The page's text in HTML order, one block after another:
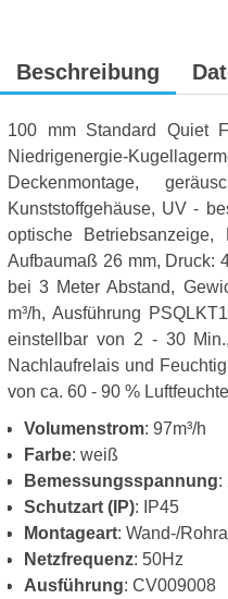
Beschreibung
100 mm Standard Quiet
Niedrigenergie-
Deckenmontage,
Kunststoffgehäuse, UV -
optische
Aufbaumaß 26 mm, Druck:
bei 3 Meter Abstand,
m³/h, Ausführung
einstellbar von 2 - 30
Nachlaufrelais und
von ca. 60 - 90 % Luftfeuchte
Volumenstrom: 97m³/h
Farbe: weiß
Bemessungsspannung:
Schutzart (IP): IP45
Montageart: Wand-/
Netzfrequenz: 50Hz
Ausführung: CV009008